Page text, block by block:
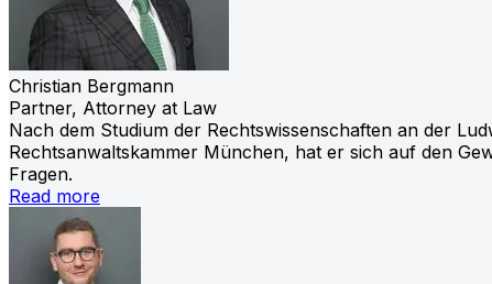
Christian Bergmann
Partner, Attorney at Law
Nach dem Studium der Rechtswissenschaften an der
Rechtsanwaltskammer München, hat er sich auf den
Fragen.
Read more